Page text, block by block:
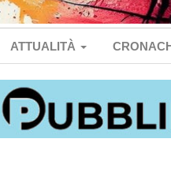
ATTUALITÀ